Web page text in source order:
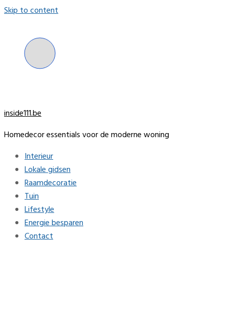
Skip to content
inside111.be
Homedecor essentials voor de moderne woning
Interieur
Lokale gidsen
Raamdecoratie
Tuin
Lifestyle
Energie besparen
Contact